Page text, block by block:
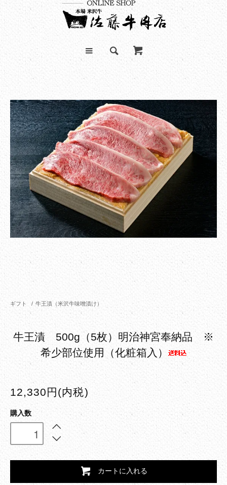
ギフト / 牛王漬（米沢牛味噌漬け）
牛王漬 500g（5枚）明治神宮奉納品 ※
希少部位使用（化粧箱入）
12,330円(内税)
購入数
カートに入れる